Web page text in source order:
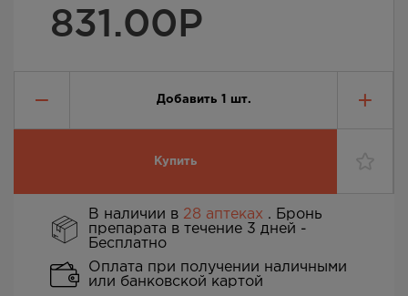
831.00Р
Добавить 1 шт.
Купить
В наличии в 28 аптеках . Бронь
препарата в течение 3 дней -
Бесплатно
Оплата при получении наличными
или банковской картой